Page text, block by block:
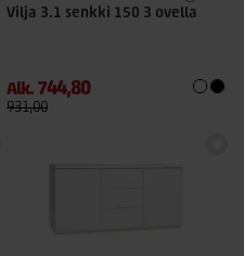
Vilja 3.1 senkki 150 3 ovella
Alk. 744,80
931,00